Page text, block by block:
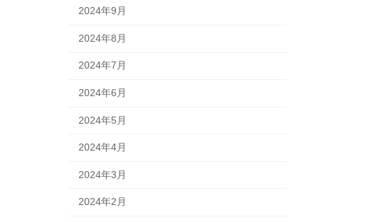
2024年9月
2024年8月
2024年7月
2024年6月
2024年5月
2024年4月
2024年3月
2024年2月